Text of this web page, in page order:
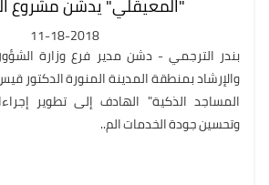
11-18-2018
بندر الترجمي - دشن مدير فرع وزارة
والإرشاد بمنطقة المدينة المنورة الدكتور
المساجد الذكية" الهادف إلى تطوير
وتحسين جودة الخدمات الم..